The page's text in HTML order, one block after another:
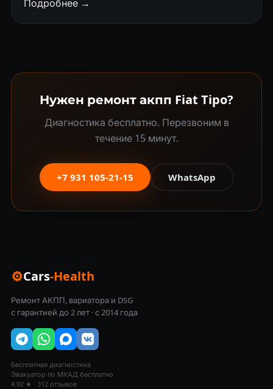
Подробнее →
Нужен ремонт акпп Fiat Tipo?
Диагностика бесплатно. Перезвоним в
течение 15 минут.
+7 931 105-21-15 WhatsApp
⚙Cars-Health
Ремонт АКПП, вариатора и DSG
с гарантией до 2 лет · с 2014 года
Бесплатная диагностика
Эвакуатор по МКАД бесплатно
4.92 ★ · 312 отзывов